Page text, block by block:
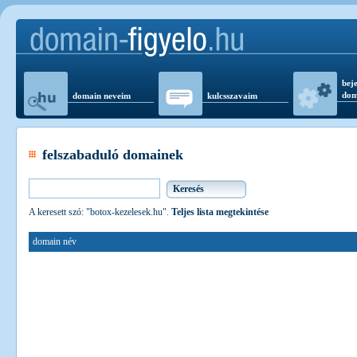
domain neveim kulcsszavaim
felszabaduló domainek
A keresett szó: "botox-kezelesek.hu". Teljes lista megtekintése
domain név